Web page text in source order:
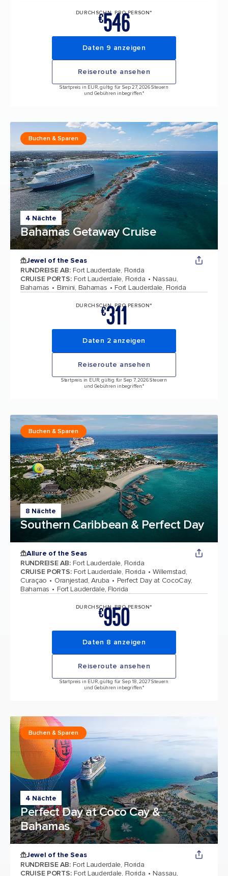
DURCHSCHN. PRO PERSON*
€546
Daten 9 anzeigen
Reiseroute ansehen
Startpreis in EUR, gültig für Sep 27, 2026 Steuern
und Gebühren inbegriffen.*
4 Nächte
Bahamas Getaway Cruise
Buchen & Sparen
Jewel of the Seas
RUNDREISE AB: Fort Lauderdale, Florida
CRUISE PORTS: Fort Lauderdale, Florida
Nassau,
Bahamas
Bimini, Bahamas Fort Lauderdale, Florida
DURCHSCHN. PRO PERSON*
€311
Daten 2 anzeigen
Reiseroute ansehen
Startpreis in EUR, gültig für Sep 7, 2026 Steuern
und Gebühren inbegriffen.*
8 Nächte
Southern Caribbean & Perfect Day
Buchen & Sparen
Allure of the Seas
RUNDREISE AB: Fort Lauderdale, Florida
CRUISE PORTS: Fort Lauderdale, Florida
Willemstad,
Curaçao
Oranjestad, Aruba
Perfect Day at CocoCay,
Bahamas
Fort Lauderdale, Florida
DURCHSCHN. PRO PERSON*
€950
Daten 8 anzeigen
Reiseroute ansehen
Startpreis in EUR, gültig für Sep 18, 2027 Steuern
und Gebühren inbegriffen.*
4 Nächte
Perfect Day at Coco Cay &
Bahamas
Buchen & Sparen
Jewel of the Seas
RUNDREISE AB: Fort Lauderdale, Florida
CRUISE PORTS: Fort Lauderdale, Florida Nassau,